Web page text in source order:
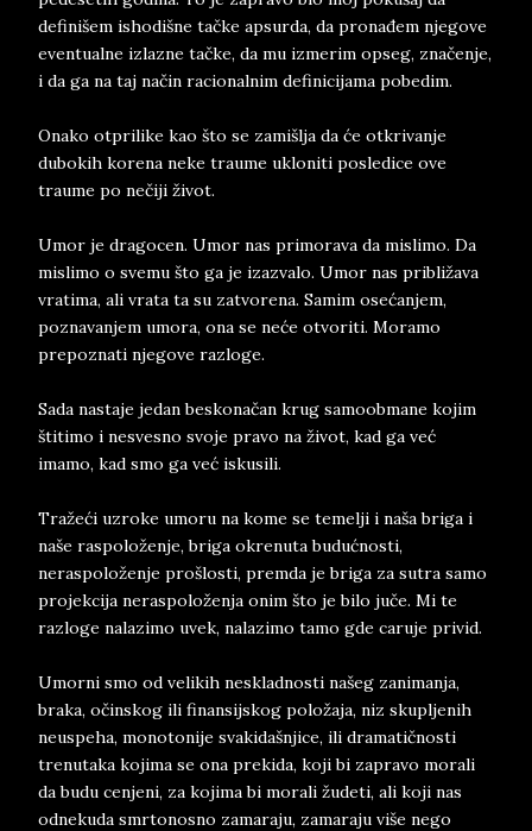
definišem ishodišne tačke apsurda, da pronađem njegove
eventualne izlazne tačke, da mu izmerim opseg, značenje,
i da ga na taj način racionalnim definicijama pobedim.
Onako otprilike kao što se zamišlja da će otkrivanje
dubokih korena neke traume ukloniti posledice ove
traume po nečiji život.
Umor je dragocen. Umor nas primorava da mislimo. Da
mislimo o svemu što ga je izazvalo. Umor nas približava
vratima, ali vrata ta su zatvorena. Samim osećanjem,
poznavanjem umora, ona se neće otvoriti. Moramo
prepoznati njegove razloge.
Sada nastaje jedan beskonačan krug samoobmane kojim
štitimo i nesvesno svoje pravo na život, kad ga već
imamo, kad smo ga već iskusili.
Tražeći uzroke umoru na kome se temelji i naša briga i
naše raspoloženje, briga okrenuta budućnosti,
neraspoloženje prošlosti, premda je briga za sutra samo
projekcija neraspoloženja onim što je bilo juče. Mi te
razloge nalazimo uvek, nalazimo tamo gde caruje privid.
Umorni smo od velikih neskladnosti našeg zanimanja,
braka, očinskog ili finansijskog položaja, niz skupljenih
neuspeha, monotonije svakidašnjice, ili dramatičnosti
trenutaka kojima se ona prekida, koji bi zapravo morali
da budu cenjeni, za kojima bi morali žudeti, ali koji nas
odnekuda smrtonosno zamaraju, zamaraju više nego